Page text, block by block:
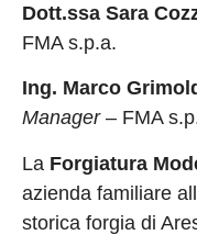
Dott.ssa Sara
FMA s.p.a.
Ing. Marco
Manager– FMA
La Forgiatura
azienda familiare
storica forgia di